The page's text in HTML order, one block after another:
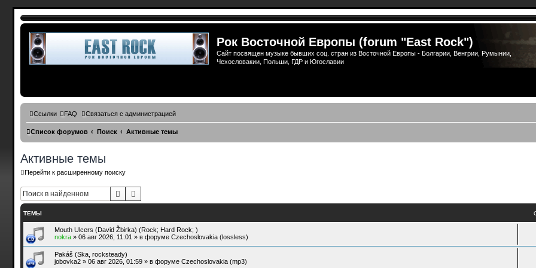
Рок Восточной Европы (forum "East Rock")
Сайт посвящен музыке бывших соц. стран из Восточной Европы - Болгарии, Венгрии, Румынии,
Чехословакии, Польши, ГДР и Югославии
Ссылки FAQ Связаться с администрацией
Список форумов Поиск Активные темы
Активные темы
Перейти к расширенному поиску
ПоискРасширенный поиск
ТЕМЫ
Mouth Ulcers (David Žbirka) (Rock; Hard Rock; )
nokra» 06 авг 2026, 11:01 » в форуме Czechoslovakia (lossless)
Pakáš (Ska, rocksteady)
jobovka2» 06 авг 2026, 01:59» в форуме Czechoslovakia (mp3)